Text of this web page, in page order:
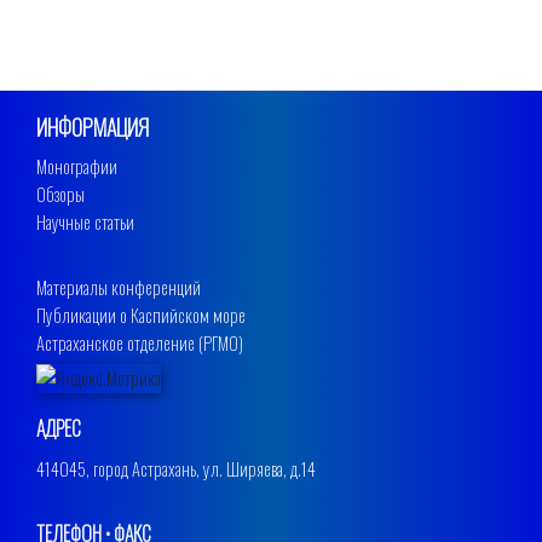
ИНФОРМАЦИЯ
Монографии
Обзоры
Научные статьи
Материалы конференций
Публикации о Каспийском море
Астраханское отделение (РГМО)
АДРЕС
414045, город Астрахань, ул. Ширяева, д.14
ТЕЛЕФОН • ФАКС